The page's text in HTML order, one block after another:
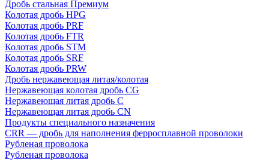
Дробь стальная Премиум
Колотая дробь HPG
Колотая дробь PRF
Колотая дробь FTR
Колотая дробь STM
Колотая дробь SRF
Колотая дробь PRW
Дробь нержавеющая литая/колотая
Нержавеющая колотая дробь CG
Нержавеющая литая дробь C
Нержавеющая литая дробь CN
Продукты специального назначения
CRR — дробь для наполнения ферросплавной проволоки
Рубленая проволока
Рубленая проволока